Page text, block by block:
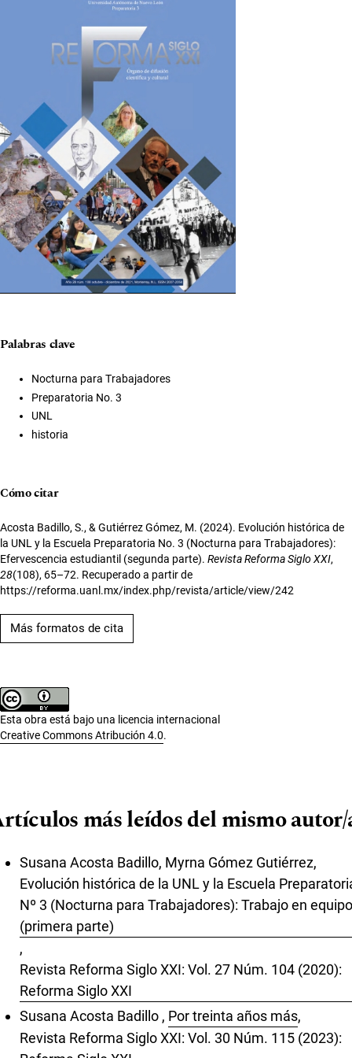
Palabras clave
Nocturna para Trabajadores
Preparatoria No. 3
UNL
historia
Cómo citar
Acosta Badillo, S., & Gutiérrez Gómez, M. (2024). Evolución histórica de
la UNL y la Escuela Preparatoria No. 3 (Nocturna para Trabajadores):
Efervescencia estudiantil (segunda parte). Revista Reforma Siglo XXI,
28(108), 65–72. Recuperado a partir de
https://reforma.uanl.mx/index.php/revista/article/view/242
Más formatos de cita
Esta obra está bajo una licencia internacional
Creative Commons Atribución 4.0.
más leídos del mismo
Susana Acosta Badillo, Myrna Gómez Gutiérrez,
Evolución histórica de la UNL y la Escuela
Nº 3 (Nocturna para Trabajadores): Trabajo en equipo
(primera parte)
,
Revista Reforma Siglo XXI: Vol. 27 Núm. 104 (2020):
Reforma Siglo XXI
Susana Acosta Badillo , Por treinta años más,
Revista Reforma Siglo XXI: Vol. 30 Núm. 115 (2023):